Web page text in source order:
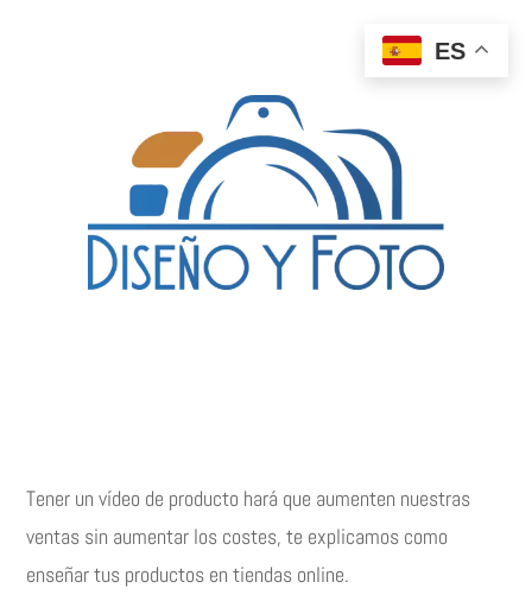
Tener un vídeo de producto hará que aumenten nuestras
ventas sin aumentar los costes, te explicamos como
enseñar tus productos en tiendas online.
ES